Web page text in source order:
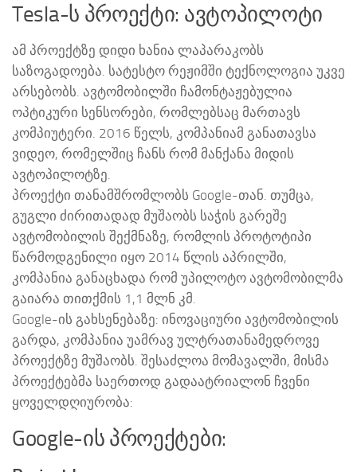
Tesla-ს პროექტი: ავტოპილოტი
ამ პროექტზე დიდი ხანია ლაპარაკობს
საზოგადოება. სატესტო რეჟიმში ტექნოლოგია უკვე
არსებობს. ავტომობილში ჩამონტაჟებულია
ოპტიკური სენსორები, რომლებსაც მართავს
კომპიუტერი. 2016 წელს, კომპანიამ განათავსა
ვიდეო, რომელშიც ჩანს რომ მანქანა მიდის
ავტოპილოტზე.
პროექტი თანამშრომლობს Google-თან. თუმცა,
გუგლი ძირითადად მუშაობს საჭის გარეშე
ავტომობილის შექმნაზე, რომლის პროტოტიპი
წარმოდგენილი იყო 2014 წლის აპრილში,
კომპანია განაცხადა რომ უპილოტო ავტომობილმა
გაიარა თითქმის 1,1 მლნ კმ.
Google-ის გახსენებაზე: ინოვაციური ავტომობილის
გარდა, კომპანია უამრავ ულტრათანამედროვე
პროექტზე მუშაობს. შესაძლოა მომავალში, მისმა
პროექტებმა საერთოდ გადაატრიალონ ჩვენი
ყოველდღიურობა:
Google-ის პროექტები: